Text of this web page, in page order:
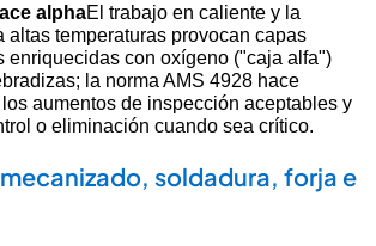
alphaEl trabajo en caliente y la
altas temperaturas provocan capas
enriquecidas con oxígeno ("caja alfa")
la norma AMS 4928 hace
aumentos de inspección aceptables y
o eliminación cuando sea crítico.
soldadura, forja e